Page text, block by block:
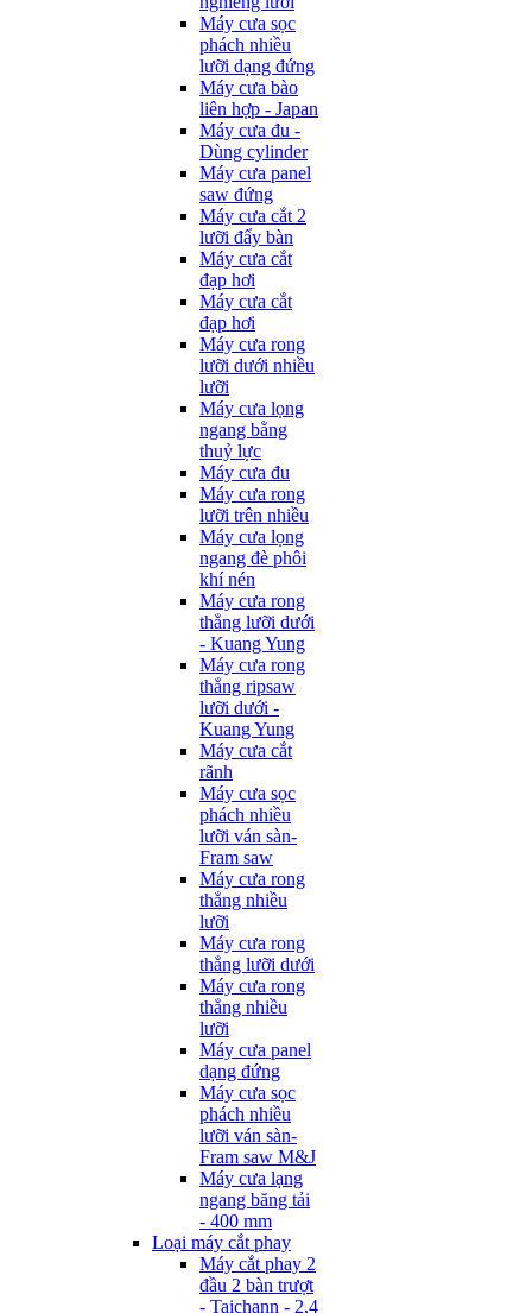
Máy cưa sọc
phách nhiều
lưỡi dạng đứng
Máy cưa bào
liên hợp - Japan
Máy cưa đu -
Dùng cylinder
Máy cưa panel
saw đứng
Máy cưa cắt 2
lưỡi đẩy bàn
Máy cưa cắt
đạp hơi
Máy cưa cắt
đạp hơi
Máy cưa rong
lưỡi dưới nhiều
lưỡi
Máy cưa lọng
ngang bằng
thuỷ lực
Máy cưa đu
Máy cưa rong
lưỡi trên nhiều
Máy cưa lọng
ngang đè phôi
khí nén
Máy cưa rong
thẳng lưỡi dưới
- Kuang Yung
Máy cưa rong
thẳng ripsaw
lưỡi dưới -
Kuang Yung
Máy cưa cắt
rãnh
Máy cưa sọc
phách nhiều
lưỡi ván sàn-
Fram saw
Máy cưa rong
thẳng nhiều
lưỡi
Máy cưa rong
thẳng lưỡi dưới
Máy cưa rong
thẳng nhiều
lưỡi
Máy cưa panel
dạng đứng
Máy cưa sọc
phách nhiều
lưỡi ván sàn-
Fram saw M&J
Máy cưa lạng
ngang băng tải
- 400 mm
Loại máy cắt phay
Máy cắt phay 2
đầu 2 bàn trượt
- Taichann - 2,4